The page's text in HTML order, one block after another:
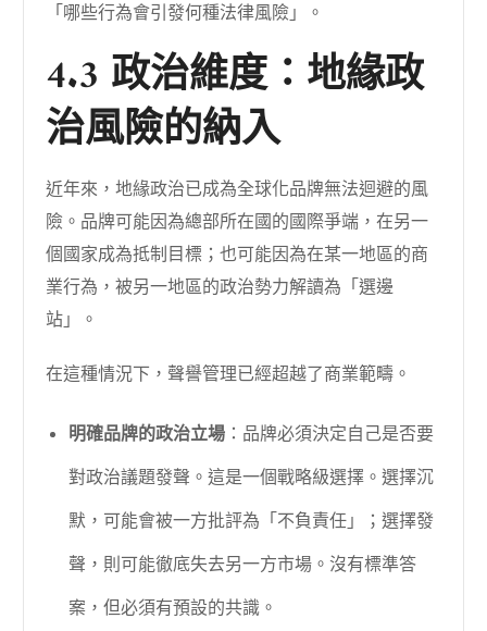
「哪些行為會引發何種法律風險」。
4.3 政治維度：地緣政
治風險的納入
近年來，地緣政治已成為全球化品牌無法迴避的風
險。品牌可能因為總部所在國的國際爭端，在另一
個國家成為抵制目標；也可能因為在某一地區的商
業行為，被另一地區的政治勢力解讀為「選邊
站」。
在這種情況下，聲譽管理已經超越了商業範疇。
明確品牌的政治立場 ：品牌必須決定自己是否要
對政治議題發聲。這是一個戰略級選擇。選擇沉
默，可能會被一方批評為「不負責任」；選擇發
聲，則可能徹底失去另一方市場。沒有標準答
案，但必須有預設的共識。